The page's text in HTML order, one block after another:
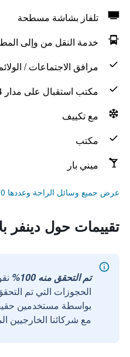
تلفاز بشاشة مسطحة
خدمة النقل من وإلى
مرافق الاجتماعات /
مكتب استقبال على مدار 24 ساعة
مع تكييف
مكتب
ميني بار
عرض جميع وسائل الراحة وعددها 10
تقييمات حول دينفر
تم التحقق منه 100%
الحجوزات التي تم
مع شركائنا الخارجيين